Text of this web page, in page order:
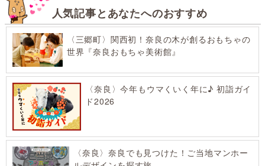
人気記事とあなたへのおすすめ
〈三郷町〉関西初！奈良の木が創るおもちゃの
世界『奈良おもちゃ美術館』
〈奈良〉今年もウマくいく年に♪ 初詣ガイ
ド2026
〈奈良〉奈良でも見つけた！ご当地マンホー